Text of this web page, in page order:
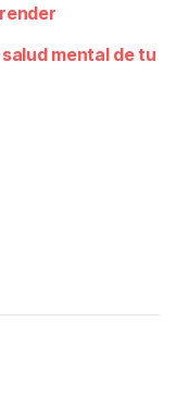
mental de tu